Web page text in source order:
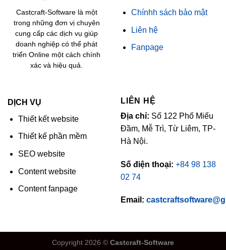
Castcraft-Software là một
trong những đơn vị chuyên
cung cấp các dịch vụ giúp
doanh nghiệp có thể phát
triển Online một cách chính
xác và hiệu quả.
Chínhh sách bảo mật
Liên hệ
Fanpage
DỊCH VỤ
Thiết kết website
Thiết kế phần mềm
SEO website
Content website
Content fanpage
LIÊN HỆ
Địa chỉ: Số 122 Phố Miếu
Đầm, Mễ Trì, Từ Liêm, TP-
Hà Nội.
Số điện thoại: +84 98 138
02 74
Email:
Copyright 2026 © Castcraft-Software